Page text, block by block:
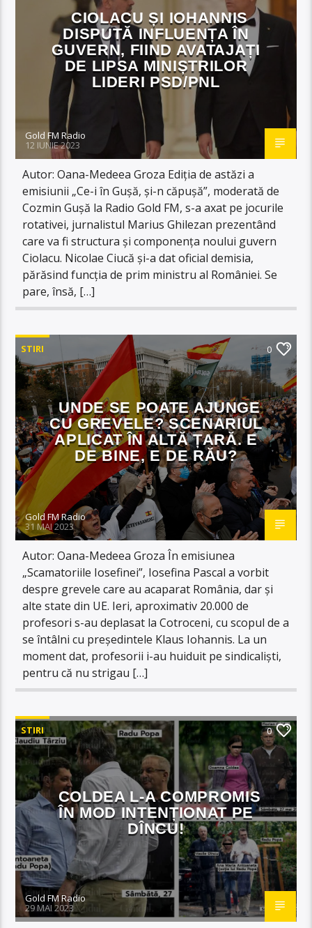
CIOLACU ȘI IOHANNIS
DISPUTĂ INFLUENȚA ÎN
GUVERN, FIIND AVATAJAȚI
DE LIPSA MINIȘTRILOR
LIDERI PSD/PNL
Gold FM Radio
12 IUNIE 2023
Autor: Oana-Medeea Groza Ediția de astăzi a
emisiunii „Ce-i în Gușă, și-n căpușă”, moderată de
Cozmin Gușă la Radio Gold FM, s-a axat pe jocurile
rotativei, jurnalistul Marius Ghilezan prezentând
care va fi structura și componența noului guvern
Ciolacu. Nicolae Ciucă și-a dat oficial demisia,
părăsind funcția de prim ministru al României. Se
pare, însă, […]
STIRI 0
UNDE SE POATE AJUNGE
CU GREVELE? SCENARIUL
APLICAT ÎN ALTĂ ȚARĂ. E
DE BINE, E DE RĂU?
Gold FM Radio
31 MAI 2023
Autor: Oana-Medeea Groza În emisiunea
„Scamatoriile Iosefinei”, Iosefina Pascal a vorbit
despre grevele care au acaparat România, dar și
alte state din UE. Ieri, aproximativ 20.000 de
profesori s-au deplasat la Cotroceni, cu scopul de a
se întâlni cu președintele Klaus Iohannis. La un
moment dat, profesorii i-au huiduit pe sindicaliști,
pentru că nu strigau […]
STIRI 0
COLDEA L-A COMPROMIS
ÎN MOD INTENȚIONAT PE
DÎNCU!
Gold FM Radio
29 MAI 2023